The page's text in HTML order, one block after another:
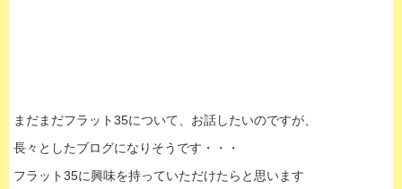
まだまだフラット35について、お話したいのですが、
長々としたブログになりそうです・・・
フラット35に興味を持っていただけたらと思います